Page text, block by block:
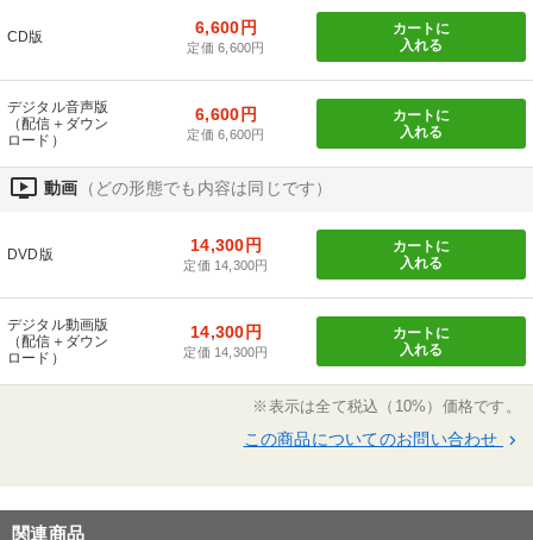
CD版 6,600円
定価 6,600円
カートに
入れる
デジタル音声版
（配信＋ダウン
ロード）
6,600円
定価 6,600円
カートに
入れる
ondemand_video 動画 （どの形態でも内容は同じです）
DVD版 14,300円
定価 14,300円
カートに
入れる
デジタル動画版
（配信＋ダウン
ロード）
14,300円
定価 14,300円
カートに
入れる
※表示は全て税込（10%）価格です。
この商品についてのお問い合わせ keyboard_arrow_right
関連商品